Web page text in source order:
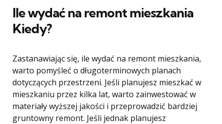
Ile wydać na remont mieszkania
Kiedy?
Zastanawiając się, ile wydać na remont mieszkania,
warto pomyśleć o długoterminowych planach
dotyczących przestrzeni. Jeśli planujesz mieszkać w
mieszkaniu przez kilka lat, warto zainwestować w
materiały wyższej jakości i przeprowadzić bardziej
gruntowny remont. Jeśli jednak planujesz